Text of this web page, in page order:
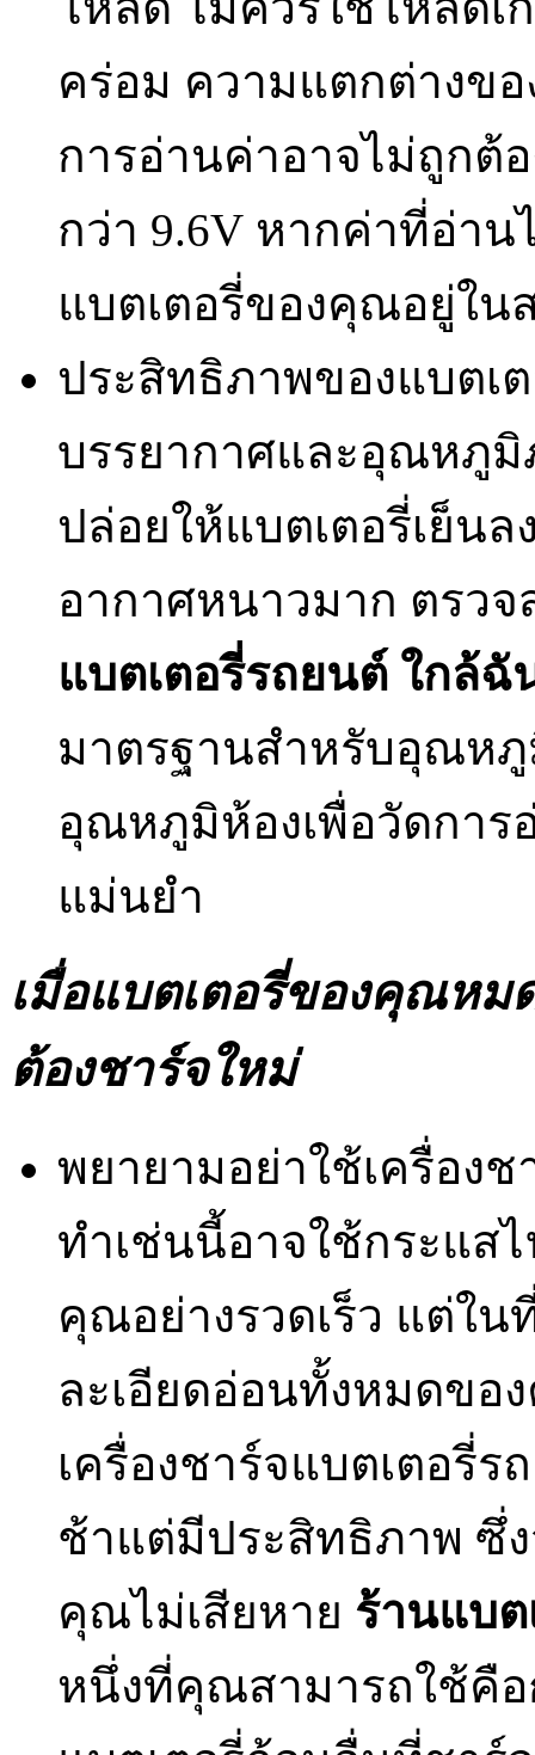
คร่อม ความแตกต่างข
การอ่านค่าอาจไม่ถูกต้
กว่า 9.6V หากค่าที่อ่า
แบตเตอรี่ของคุณอยู่ใน
ประสิทธิภาพของแบตเ
บรรยากาศและอุณหภู
ปล่อยให้แบตเตอรี่เย็น
อากาศหนาวมาก ตรว
แบตเตอรี่รถยนต์ ใกล้
มาตรฐานสำหรับอุณหภู
อุณหภูมิห้องเพื่อวัดการ
แม่นยำ
เมื่อแบตเตอรี่ของคุณห
ต้องชาร์จใหม่
พยายามอย่าใช้เครื่องช
ทำเช่นนี้อาจใช้กระแส
คุณอย่างรวดเร็ว แต่ใ
ละเอียดอ่อนทั้งหมดขอ
เครื่องชาร์จแบตเตอรี่
ช้าแต่มีประสิทธิภาพ ซึ่
คุณไม่เสียหาย ร้านแบต
หนึ่งที่คุณสามารถใช้คื